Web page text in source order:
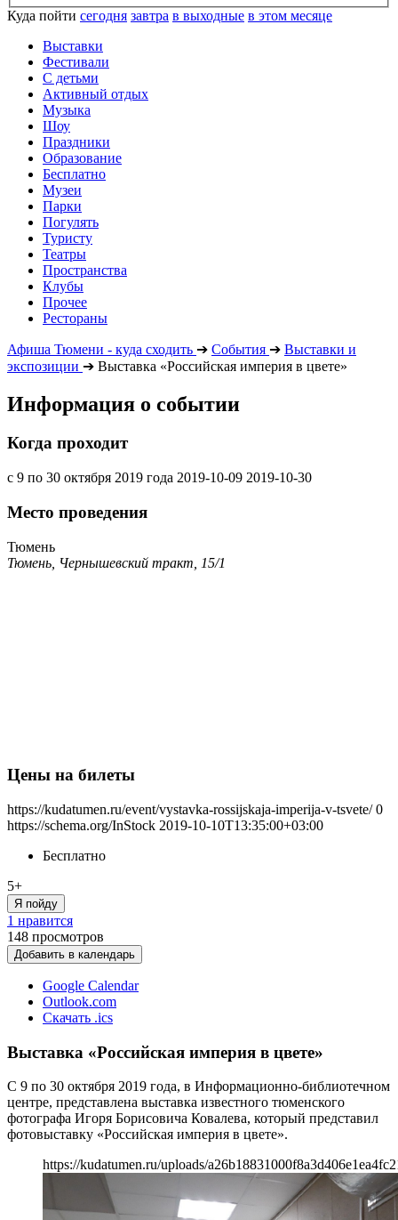
Куда пойти сегодня завтра в выходные в этом месяце
Выставки
Фестивали
С детьми
Активный отдых
Музыка
Шоу
Праздники
Образование
Бесплатно
Музеи
Парки
Погулять
Туристу
Театры
Пространства
Клубы
Прочее
Рестораны
Афиша Тюмени - куда сходить ➔ События ➔ Выставки и
экспозиции ➔ Выставка «Российская империя в цвете»
Информация о событии
Когда проходит
с 9 по 30 октября 2019 года 2019-10-09 2019-10-30
Место проведения
Тюмень
Тюмень, Чернышевский тракт, 15/1
Цены на билеты
https://kudatumen.ru/event/vystavka-rossijskaja-imperija-v-tsvete/ 0
https://schema.org/InStock 2019-10-10T13:35:00+03:00
Бесплатно
5+
Я пойду
1 нравится
148 просмотров
Добавить в календарь
Google Calendar
Outlook.com
Скачать .ics
Выставка «Российская империя в цвете»
С 9 по 30 октября 2019 года, в Информационно-библиотечном
центре, представлена выставка известного тюменского
фотографа Игоря Борисовича Ковалева, который представил
фотовыставку «Российская империя в цвете».
https://kudatumen.ru/uploads/